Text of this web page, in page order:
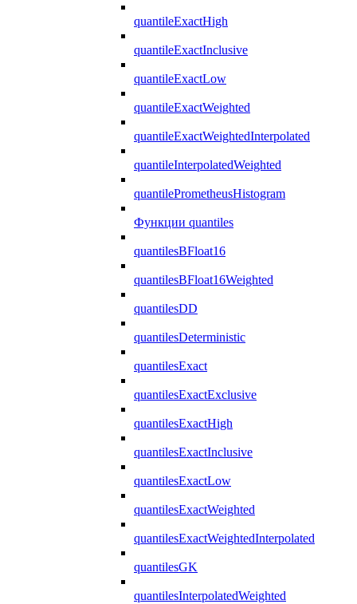
quantileExactHigh
quantileExactInclusive
quantileExactLow
quantileExactWeighted
quantileExactWeightedInterpolated
quantileInterpolatedWeighted
quantilePrometheusHistogram
Функции quantiles
quantilesBFloat16
quantilesBFloat16Weighted
quantilesDD
quantilesDeterministic
quantilesExact
quantilesExactExclusive
quantilesExactHigh
quantilesExactInclusive
quantilesExactLow
quantilesExactWeighted
quantilesExactWeightedInterpolated
quantilesGK
quantilesInterpolatedWeighted